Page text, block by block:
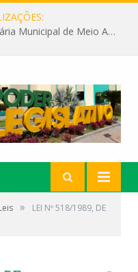
Câmara recebe palestra da Secretária Municipal de Meio Ambiente sobre as ações da “SEMANA DO MEIO AMBIENTE”
»
LEI Nº 518/1989, DE